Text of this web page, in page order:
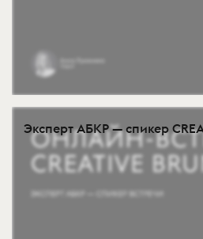
Эксперт АБКР — спикер